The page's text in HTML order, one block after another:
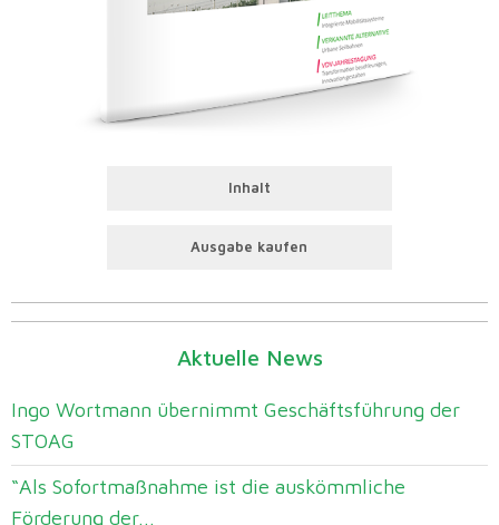
Inhalt
Ausgabe kaufen
Aktuelle News
Ingo Wortmann übernimmt Geschäftsführung der
STOAG
“Als Sofortmaßnahme ist die auskömmliche
Förderung der...